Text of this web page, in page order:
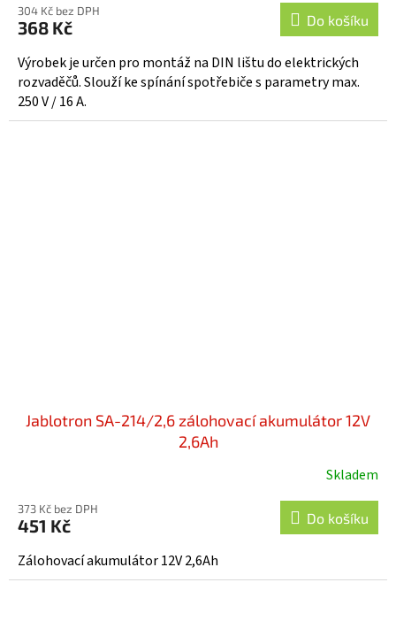
produktu
je
5,0
z
5
hvězdiček.
304 Kč bez DPH
368 Kč Do košíku
Výrobek je určen pro montáž na DIN lištu do elektrických
rozvaděčů. Slouží ke spínání spotřebiče s parametry max.
250 V / 16 A.
Jablotron SA-214/2,6 zálohovací akumulátor 12V
2,6Ah
produktu
je
4,3
z
Skladem
373 Kč bez DPH
451 Kč Do košíku
Zálohovací akumulátor 12V 2,6Ah